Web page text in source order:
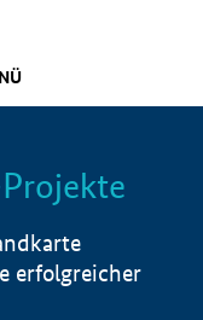
Info
erfolgreicher